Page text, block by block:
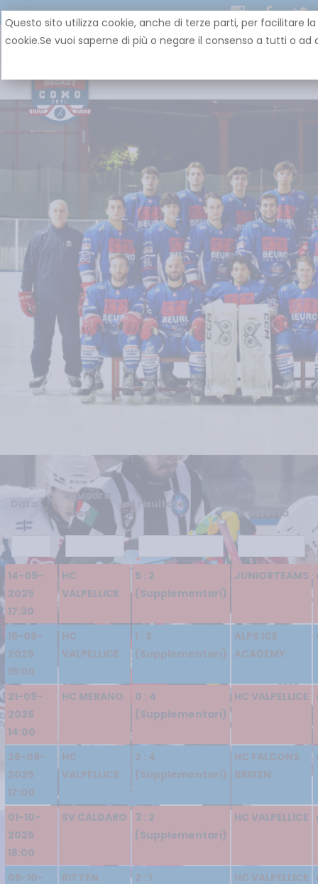
Data
squadra
casa
risultato
trasferta
14-09-
2025
17:30
HC
VALPELLICE
5 : 2
(Supplementari)
JUNIORTEAMS
16-09-
2025
19:00
HC
VALPELLICE
1 : 2
(Supplementari)
ALPS ICE
ACADEMY
21-09-
2025
14:00
HC MERANO
0 : 4
(Supplementari)
HC VALPELLICE
28-09-
2025
17:00
HC
VALPELLICE
2 : 4
(Supplementari)
HC FALCONS
BRIXEN
01-10-
2025
18:00
SV CALDARO
3 : 2
(Supplementari)
HC VALPELLICE
05-10-
RITTEN
2 : 1
HC VALPELLICE
Questo sito utilizza cookie, anche di terze parti, per facilitare
cookie.Se vuoi saperne di più o negare il consenso a tutti o ad